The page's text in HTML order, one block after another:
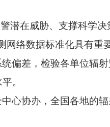
潜在威胁、支撑科学决
网络数据标准化具有重
偏差，检验各单位辐
。
心协办，全国各地的